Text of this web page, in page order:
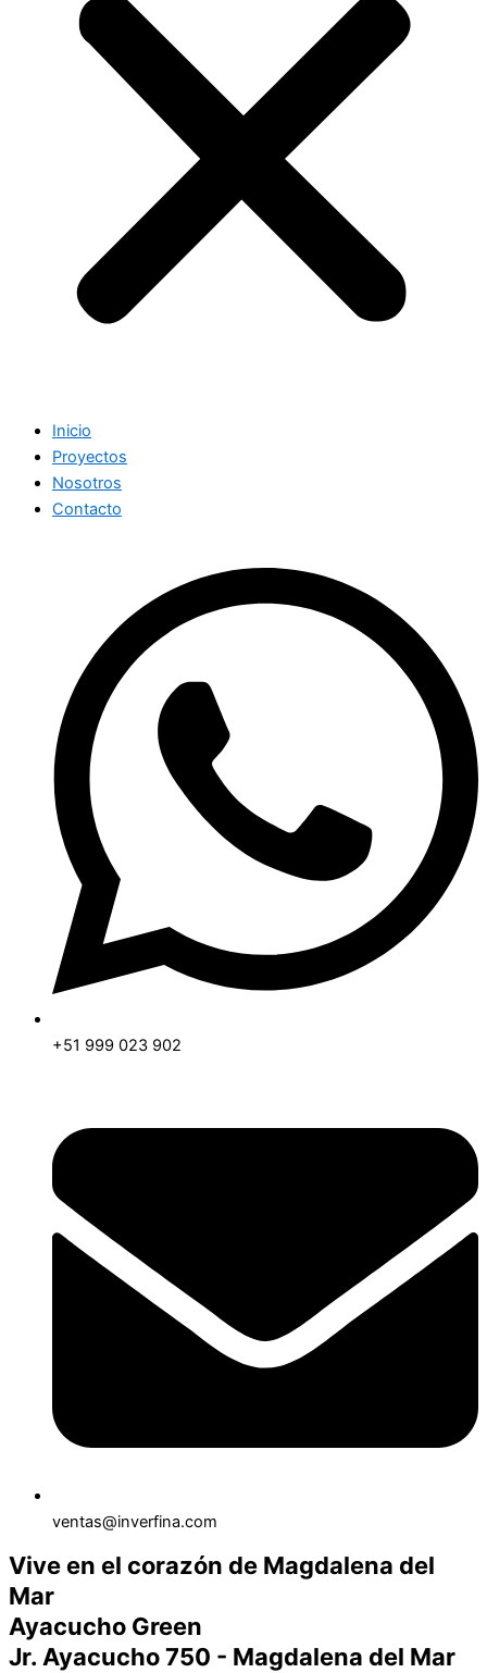
Inicio
Proyectos
Nosotros
Contacto
+51 999 023 902
ventas@inverfina.com
Vive en el corazón de Magdalena del
Mar
Ayacucho Green
Jr. Ayacucho 750 - Magdalena del Mar